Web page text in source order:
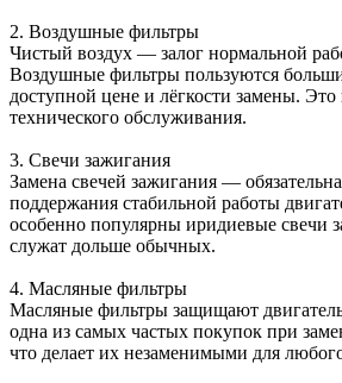
2. Воздушные фильтры
Чистый воздух — залог нормальной
Воздушные фильтры пользуются
доступной цене и лёгкости замены. Это
технического обслуживания.
3. Свечи зажигания
Замена свечей зажигания —
поддержания стабильной работы
особенно популярны иридиевые свечи
служат дольше обычных.
4. Масляные фильтры
Масляные фильтры защищают
одна из самых частых покупок при
что делает их незаменимыми для